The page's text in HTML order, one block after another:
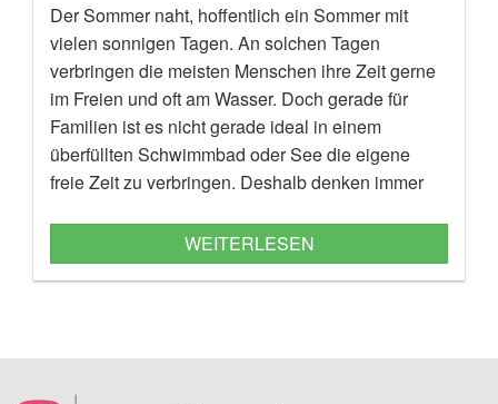
Der Sommer naht, hoffentlich ein Sommer mit
vielen sonnigen Tagen. An solchen Tagen
verbringen die meisten Menschen ihre Zeit gerne
im Freien und oft am Wasser. Doch gerade für
Familien ist es nicht gerade ideal in einem
überfüllten Schwimmbad oder See die eigene
freie Zeit zu verbringen. Deshalb denken immer
nach. Das bringt nicht nur eine Menge Spaß für
die Kinder, sondern ermöglicht auch eine
WEITERLESEN